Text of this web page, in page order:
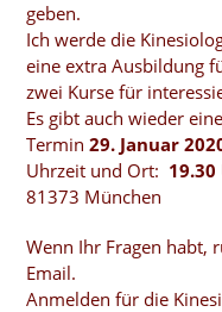
geben.
Ich werde die
eine extra Ausbildung
zwei Kurse für
Es gibt auch wieder
Termin29. Januar
Uhrzeit und Ort:
81373 München
Wenn Ihr Fragen habt,
Email.
Anmelden für die